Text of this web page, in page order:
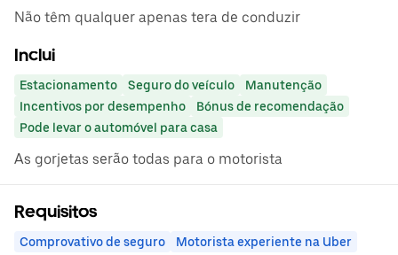
Não têm qualquer apenas tera de conduzir
Inclui
Estacionamento Seguro do veículo
Manutenção
Incentivos por desempenho
Bónus de recomendação
Pode levar o automóvel para casa
As gorjetas serão todas para o motorista
Requisitos
Comprovativo de seguro Motorista experiente na Uber